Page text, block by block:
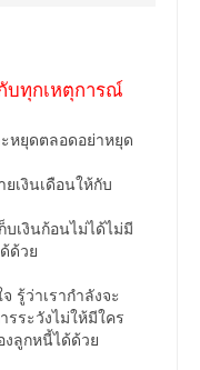
บทุกเหตุการณ์
หยุดตลอดอย่าหยุด
เงินเดือนให้กับ
บเงินก้อนไม่ได้ไม่มี
ด้วย
รู้ว่าเรากำลังจะ
รระวังไม่ให้มีใคร
งลูกหนี้ได้ด้วย